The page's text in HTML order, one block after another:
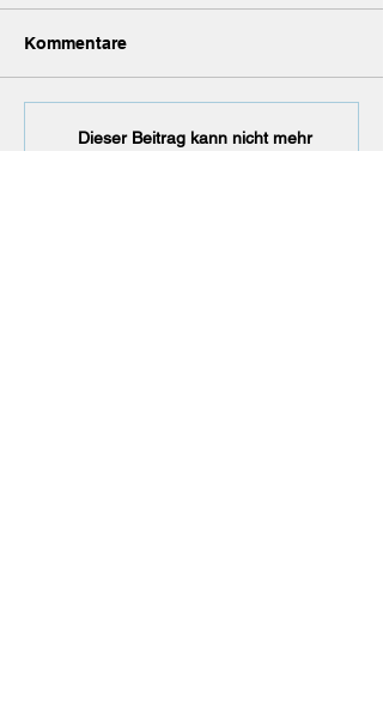
Nachruf
Kommentare
Dieser Beitrag kann nicht mehr